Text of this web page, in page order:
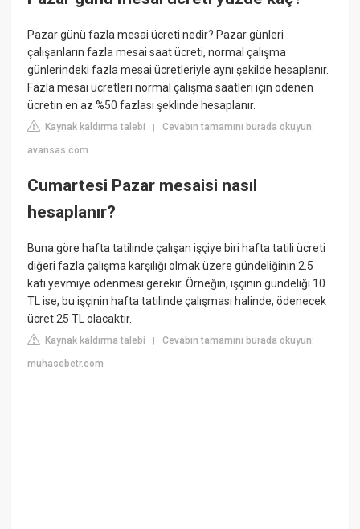
Pazar günü fazla mesai ücreti nedir? Pazar günleri
çalışanların fazla mesai saat ücreti, normal çalışma
günlerindeki fazla mesai ücretleriyle aynı şekilde hesaplanır.
Fazla mesai ücretleri normal çalışma saatleri için ödenen
ücretin en az %50 fazlası şeklinde hesaplanır.
Kaynak kaldırma talebi |Cevabın tamamını burada okuyun:
avansas.com
Cumartesi Pazar mesaisi nasıl
hesaplanır?
Buna göre hafta tatilinde çalışan işçiye biri hafta tatili ücreti
diğeri fazla çalışma karşılığı olmak üzere gündeliğinin 2.5
katı yevmiye ödenmesi gerekir. Örneğin, işçinin gündeliği 10
TL ise, bu işçinin hafta tatilinde çalışması halinde, ödenecek
ücret 25 TL olacaktır.
Kaynak kaldırma talebi |Cevabın tamamını burada okuyun:
muhasebetr.com